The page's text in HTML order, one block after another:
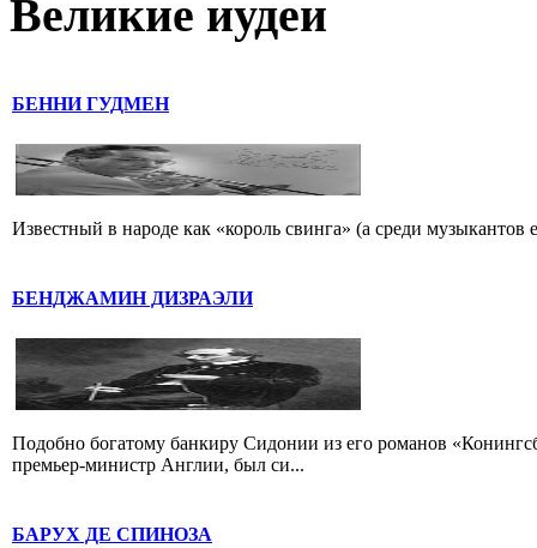
Великие иудеи
БЕННИ ГУДМЕН
Известный в народе как «король свинга» (а среди
БЕНДЖАМИН ДИЗРАЭЛИ
Подобно богатому банкиру Сидонии из его романов
премьер-министр Англии, был си...
БАРУХ ДЕ СПИНОЗА